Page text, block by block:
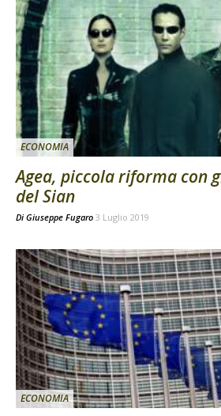
ECONOMIA
Agea, piccola riforma con
del Sian
Di Giuseppe Fugaro 3 Luglio 2019
ECONOMIA